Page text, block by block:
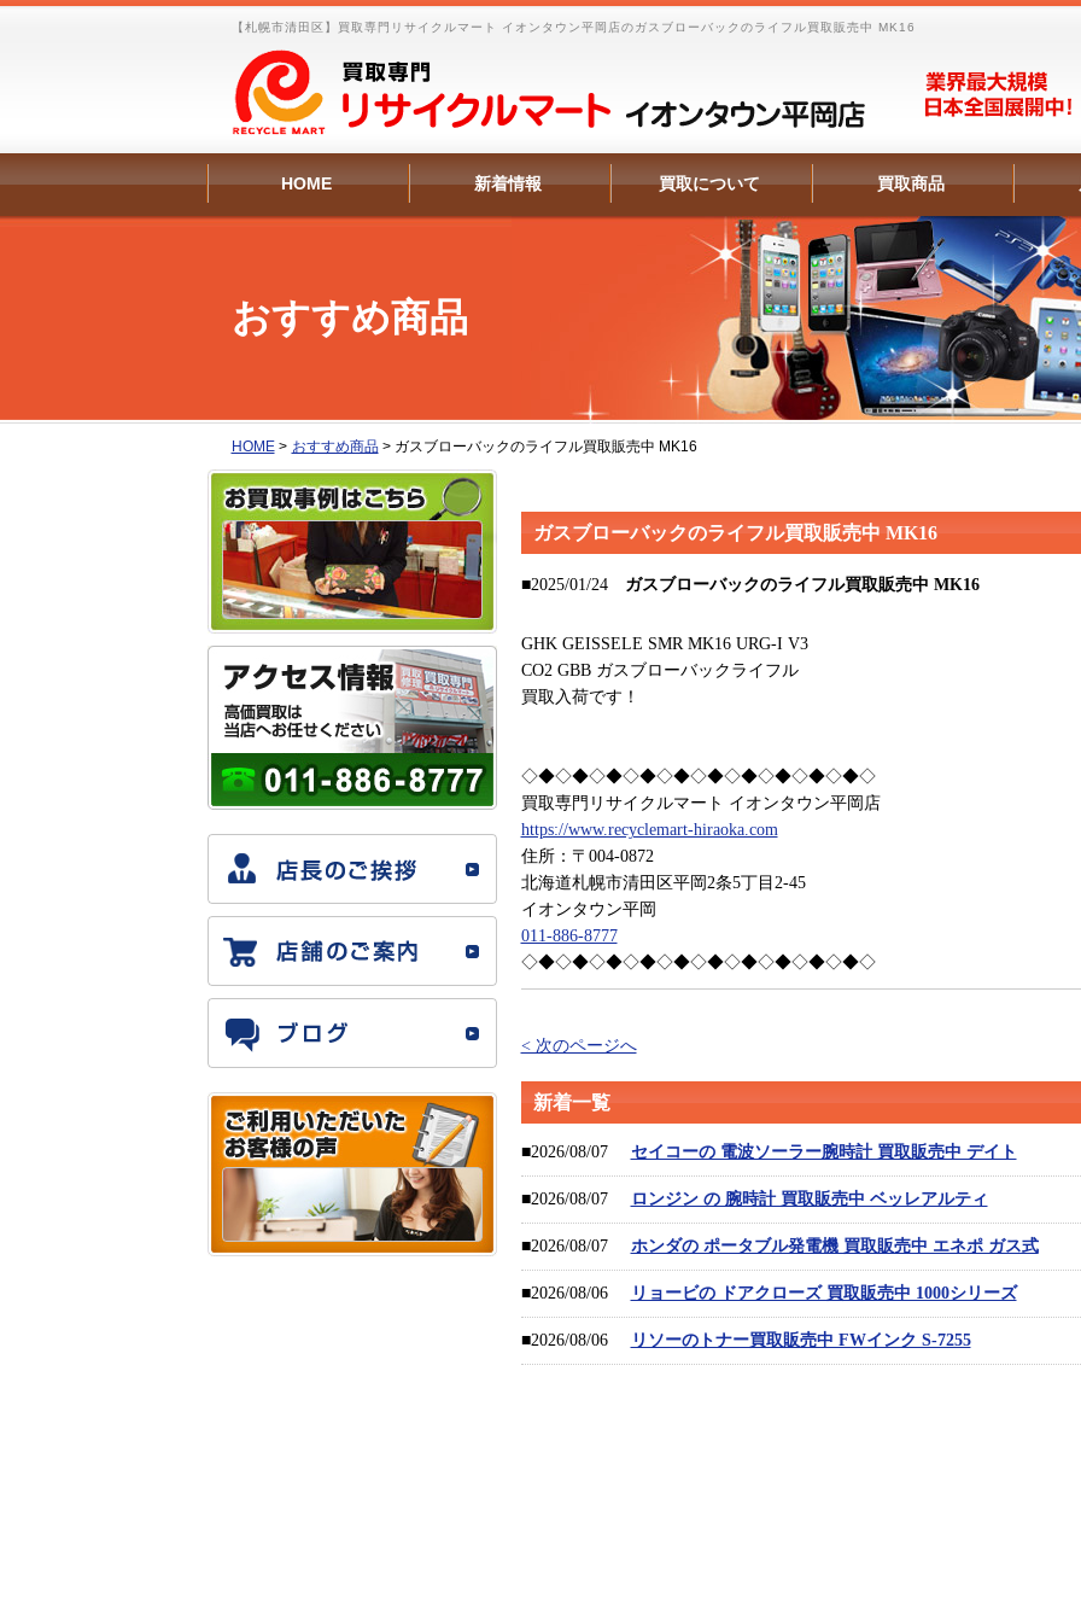
【札幌市清田区】買取専門リサイクルマート イオンタウン平岡店のガスブローバックのライフル買取販売中 MK16
HOME 新着情報 買取について 買取商品
おすすめ商品
HOME> おすすめ商品> ガスブローバックのライフル買取販売中 MK16
ガスブローバックのライフル買取販売中 MK16
■2025/01/24 ガスブローバックのライフル買取販売中 MK16
GHK GEISSELE SMR MK16 URG-I V3
CO2 GBB ガスブローバックライフル
買取入荷です！
◇◆◇◆◇◆◇◆◇◆◇◆◇◆◇◆◇◆◇◆◇
買取専門リサイクルマート イオンタウン平岡店
https://www.recyclemart-hiraoka.com
住所：〒004-0872
北海道札幌市清田区平岡2条5丁目2-45
イオンタウン平岡
011-886-8777
◇◆◇◆◇◆◇◆◇◆◇◆◇◆◇◆◇◆◇◆◇
< 次のページへ
新着一覧
■2026/08/07 セイコーの 電波ソーラー腕時計 買取販売中 デイト
■2026/08/07 ロンジン の 腕時計 買取販売中 ベッレアルティ
■2026/08/07 ホンダの ポータブル発電機 買取販売中 エネポ ガス式
■2026/08/06 リョービの ドアクローズ 買取販売中 1000シリーズ
■2026/08/06 リソーのトナー買取販売中 FWインク S-7255